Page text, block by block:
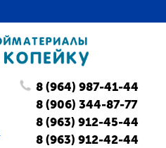
8 (964) 987-41-44
8 (906) 344-87-77
8 (963) 912-45-44
8 (963) 912-42-44